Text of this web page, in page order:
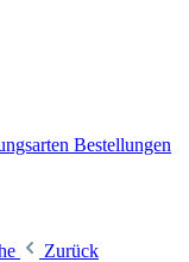
Bestellungen
Zurück